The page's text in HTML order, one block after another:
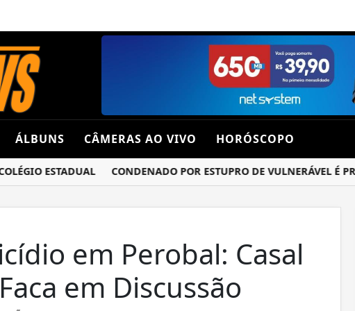
ÁLBUNS CÂMERAS AO VIVO HORÓSCOPO
ESTADUAL CONDENADO POR ESTUPRO DE VULNERÁVEL É
em Perobal: Casal
em Discussão